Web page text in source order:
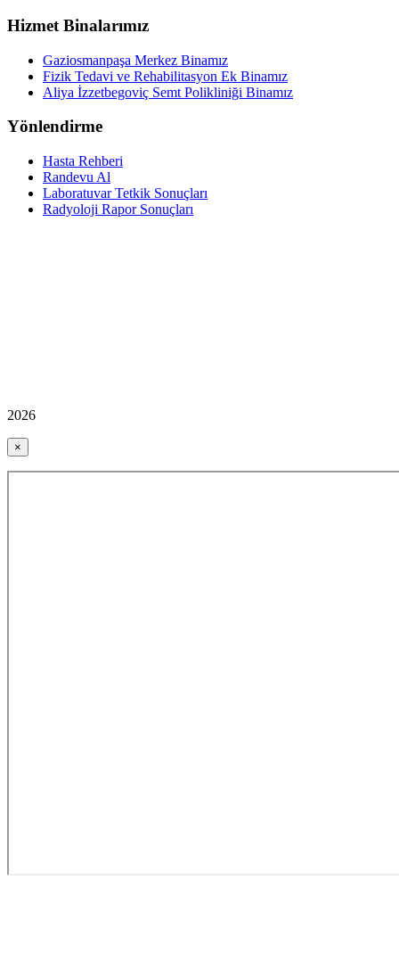
Hizmet Binalarımız
Gaziosmanpaşa Merkez Binamız
Fizik Tedavi ve Rehabilitasyon Ek Binamız
Aliya İzzetbegoviç Semt Polikliniği Binamız
Yönlendirme
Hasta Rehberi
Randevu Al
Laboratuvar Tetkik Sonuçları
Radyoloji Rapor Sonuçları
2026
×